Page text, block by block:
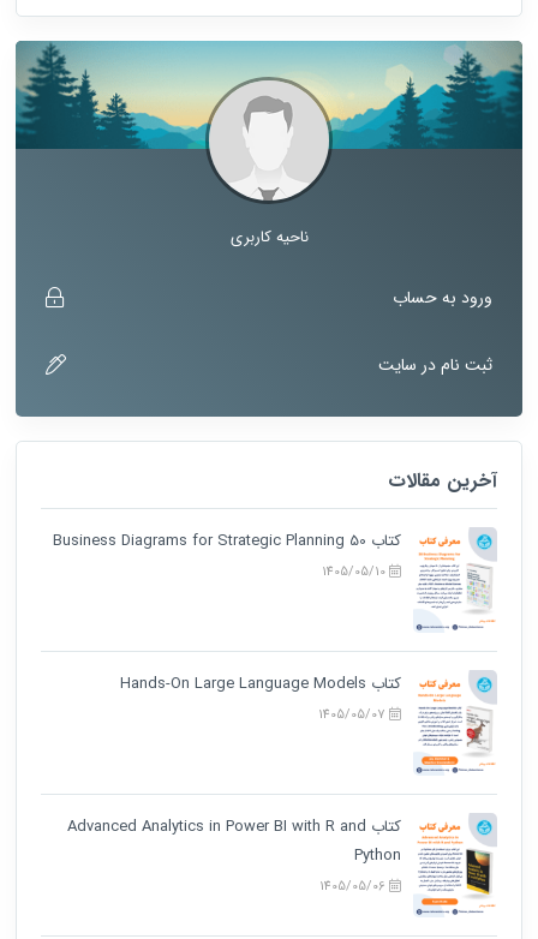
ناحیه کاربری
ورود به حساب
ثبت نام در سایت
آخرین مقالات
کتاب 50 Business Diagrams for Strategic Planning
کتاب Hands-On Large Language Models
کتاب Advanced Analytics in Power BI with R and
Python